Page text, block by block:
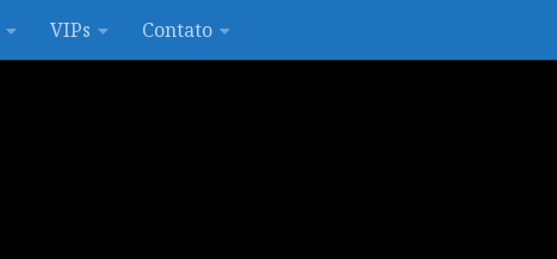
VIPs Contato